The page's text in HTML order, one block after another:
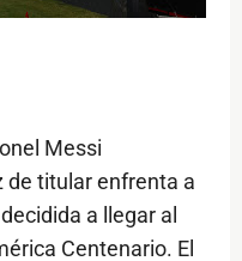
Messi
de titular enfrenta a
a llegar al
Centenario. El